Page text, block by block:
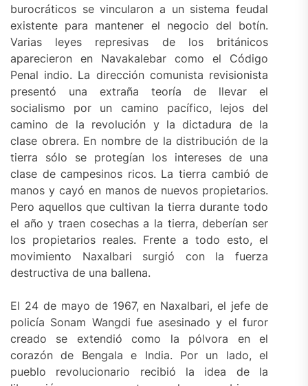
burocráticos se vincularon a un sistema feudal
existente para mantener el negocio del botín.
Varias leyes represivas de los británicos
aparecieron en Navakalebar como el Código
Penal indio. La dirección comunista revisionista
presentó una extraña teoría de llevar el
socialismo por un camino pacífico, lejos del
camino de la revolución y la dictadura de la
clase obrera. En nombre de la distribución de la
tierra sólo se protegían los intereses de una
clase de campesinos ricos. La tierra cambió de
manos y cayó en manos de nuevos propietarios.
Pero aquellos que cultivan la tierra durante todo
el año y traen cosechas a la tierra, deberían ser
los propietarios reales. Frente a todo esto, el
movimiento Naxalbari surgió con la fuerza
destructiva de una ballena.
El 24 de mayo de 1967, en Naxalbari, el jefe de
policía Sonam Wangdi fue asesinado y el furor
creado se extendió como la pólvora en el
corazón de Bengala e India. Por un lado, el
pueblo revolucionario recibió la idea de la